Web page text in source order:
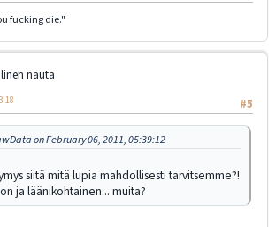
fucking die."
nauta
#5
on February 06, 2011, 05:39:12
siitä mitä lupia mahdollisesti tarvitsemme?!
ja läänikohtainen... muita?